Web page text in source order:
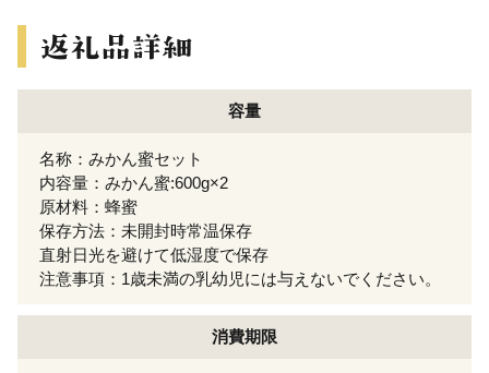
容量
名称：みかん蜜セット
内容量：みかん蜜:600g×2
原材料：蜂蜜
保存方法：未開封時常温保存
直射日光を避けて低湿度で保存
注意事項：1歳未満の乳幼児には与えないでください。
消費期限